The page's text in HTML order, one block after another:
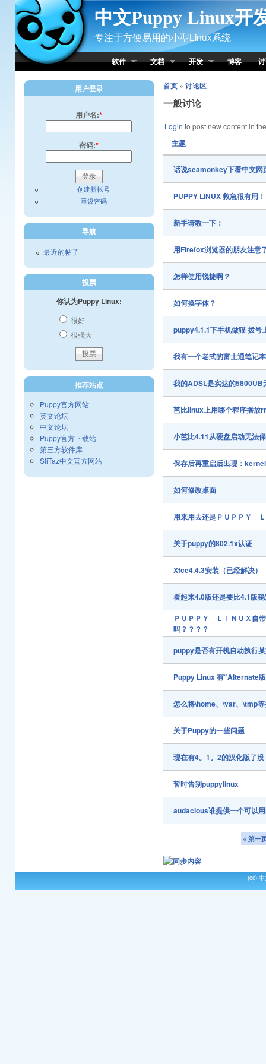
Skip to Content
中文Puppy Linux开
专注于方便易用的小型Linux系统
软件 文档 开发 博客
首页» 讨论区
一般讨论
Login to post new content in
主题
话说seamonkey下看中文网
PUPPY LINUX 救急很有用
新手请教一下：
用Firefox浏览器的朋友注意
怎样使用锐捷啊？
如何换字体？
puppy4.1.1下手机做猫 拨号
我有一个老式的富士通笔记
我的ADSL是实达的5800UB
芭比linux上用哪个程序播放
小芭比4.11从硬盘启动无法
保存后再重启后出现：
如何修改桌面
用来用去还是ＰＵＰＰＹ
关于puppy的802.1x认证
Xfce4.4.3安装（已经解决）
看起来4.0版还是要比4.1版
ＰＵＰＰＹ ＬＩＮＵＸ自
吗？？？？
puppy是否有开机自动执行
Puppy Linux 有“Alternate
怎么将\home、\var、\tmp
关于Puppy的一些问题
现在有4。1。2的汉化版了
暂时告别puppylinux
audacious谁提供一个可以
« 第一
用户登录
用户名:*
密码:*
创建新帐号
重设密码
导航
最近的帖子
投票
你认为Puppy Linux:
很好
很强大
推荐站点
Puppy官方网站
英文论坛
中文论坛
Puppy官方下载站
第三方软件库
SliTaz中文官方网站
(cc)中